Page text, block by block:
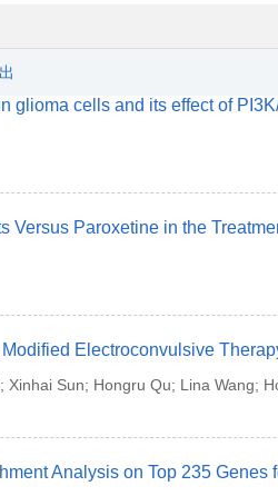
glioma cells and its effect of
Versus Paroxetine in the
Electroconvulsive
Sun; Hongru Qu; Lina Wang;
Analysis on Top 235